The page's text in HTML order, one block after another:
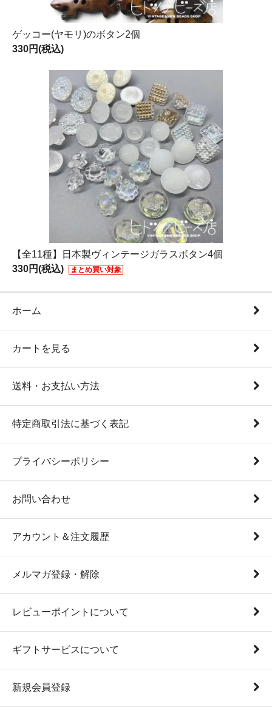
ゲッコー(ヤモリ)のボタン2個
330円(税込)
【全11種】日本製ヴィンテージガラスボタン4個
330円(税込)
まとめ買い対象
ホーム
カートを見る
送料・お支払い方法
特定商取引法に基づく表記
プライバシーポリシー
お問い合わせ
アカウント＆注文履歴
メルマガ登録・解除
レビューポイントについて
ギフトサービスについて
新規会員登録